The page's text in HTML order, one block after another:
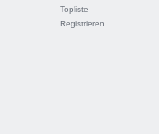
Topliste
Registrieren